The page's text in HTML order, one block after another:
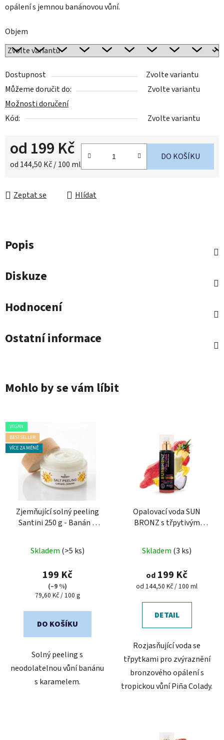
opálení s jemnou banánovou vůní.
Objem
Dostupnost
Zvolte variantu
Můžeme doručit do:
Zvolte variantu
Možnosti doručení
Kód:
Zvolte variantu
od 199 Kč
Měrná cena:
od 144,50 Kč / 100 ml
DO KOŠÍKU
Zeptat se Hlídat
Popis
Diskuze
Hodnocení
Ostatní informace
Mohlo by se vám líbit
VEGAN
BESTSELLER
VÍCE ZA MÉNĚ
Zjemňující solný peeling
Santini 250 g - Banán a
Skladem (>5 ks)
199 Kč
(–9 %)
Měrná
79,60 Kč / 100 g
DO KOŠÍKU
Solný peeling s
neodolatelnou vůní banánu
s karamelem.
Opalovací voda SUN
BRONZ s třpytivým
hodnocení
produktu
je
z
Skladem (3 ks)
od 199 Kč
Měrná
od 144,50 Kč / 100 ml
DETAIL
Rozjasňující voda se
třpytkami pro zvýraznění
bronzového opálení s
tropickou vůní Piña Colady.